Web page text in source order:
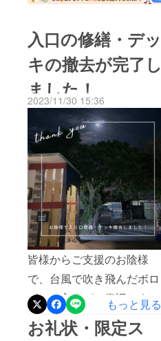
入口の修繕・デッ
キの撤去が完了し
ました！
2023/11/30 15:36
皆様からご支援のお陰様
で、台風で吹き飛んだボロ
ボロの入口が、復旧しまし
た！本当にありがとうござ
いました。来年1月には3周
もっと見る
お礼状・限定ス